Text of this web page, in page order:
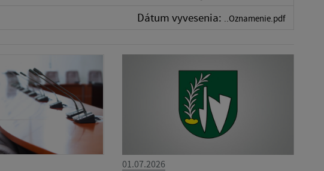
Dátum vyvesenia: ..Oznamenie.pdf
01.07.2026